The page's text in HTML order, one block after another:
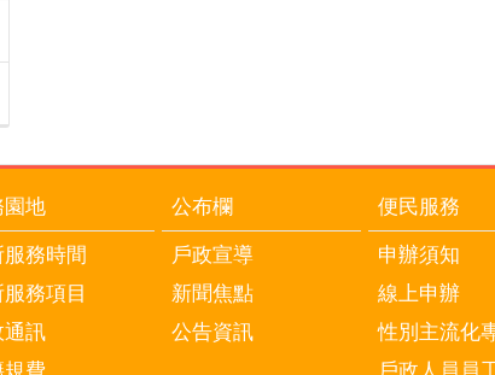
園地
服務時間
服務項目
通訊
公布欄
戶政宣導
新聞焦點
公告資訊
便民服務
申辦須知
線上申辦
性別主流化